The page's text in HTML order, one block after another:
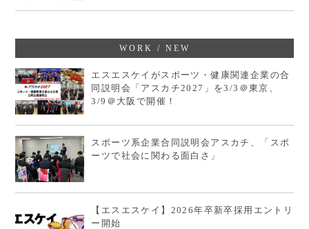
WORK / NEW
エスエスケイがスポーツ・健康関連企業の合
同説明会「アスカチ2027」を3/3＠東京、
3/9＠大阪で開催！
スポーツ系企業合同説明会アスカチ、「スポ
ーツで社会に関わる面白さ」
【エスエスケイ】2026年卒新卒採用エントリ
ー開始